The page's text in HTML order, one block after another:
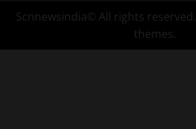
Scnnewsindia© All rights reserved.
themes.